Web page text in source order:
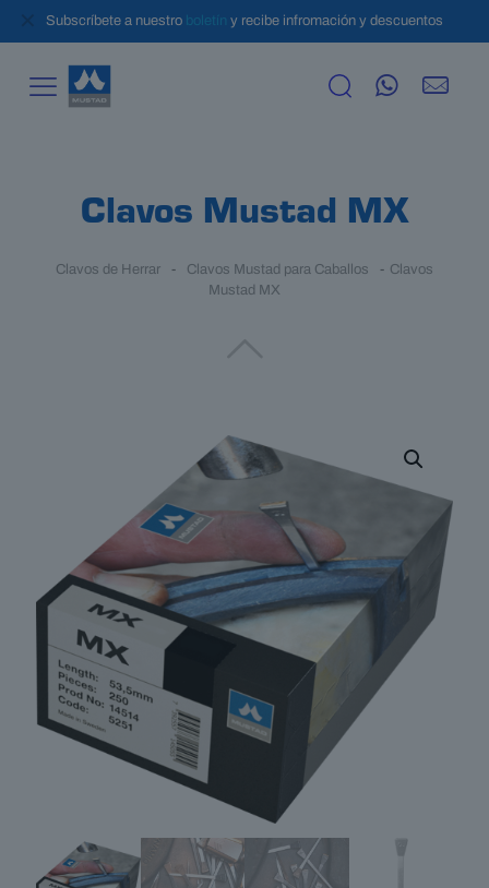
Subscríbete a nuestro boletín y recibe infromación y descuentos
Clavos Mustad MX
Clavos de Herrar - Clavos Mustad para Caballos - Clavos
Mustad MX